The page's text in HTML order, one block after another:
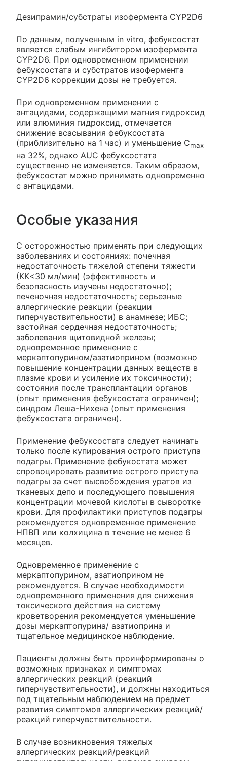
Дезипрамин/субстраты изофермента CYP2D6
По данным, полученным in vitro, фебуксостат
является слабым ингибитором изофермента
CYP2D6. При одновременном применении
фебуксостата и субстратов изофермента
CYP2D6 коррекции дозы не требуется.
При одновременном применении с
антацидами, содержащими магния гидроксид
или алюминия гидроксид, отмечается
снижение всасывания фебуксостата
(приблизительно на 1 час) и уменьшение Сmax
на 32%, однако AUC фебуксостата
существенно не изменяется. Таким образом,
фебуксостат можно принимать одновременно
с антацидами.
Особые указания
С осторожностью применять при следующих
заболеваниях и состояниях: почечная
недостаточность тяжелой степени тяжести
(КК<30 мл/мин) (эффективность и
безопасность изучены недостаточно);
печеночная недостаточность; серьезные
аллергические реакции (реакции
гиперчувствительности) в анамнезе; ИБС;
застойная сердечная недостаточность;
заболевания щитовидной железы;
одновременное применение с
меркаптопурином/азатиоприном (возможно
повышение концентрации данных веществ в
плазме крови и усиление их токсичности);
состояния после трансплантации органов
(опыт применения фебуксостата ограничен);
синдром Леша-Нихена (опыт применения
фебуксостата ограничен).
Применение фебуксостата следует начинать
только после купирования острого приступа
подагры. Применение фебукостата может
спровоцировать развитие острого приступа
подагры за счет высвобождения уратов из
тканевых депо и последующего повышения
концентрации мочевой кислоты в сыворотке
крови. Для профилактики приступов подагры
рекомендуется одновременное применение
НПВП или колхицина в течение не менее 6
месяцев.
Одновременное применение с
меркаптопурином, азатиоприном не
рекомендуется. В случае необходимости
одновременного применения для снижения
токсического действия на систему
кроветворения рекомендуется уменьшение
дозы меркаптопурина/ азатиоприна и
тщательное медицинское наблюдение.
Пациенты должны быть проинформированы о
возможных признаках и симптомах
аллергических реакций (реакций
гиперчувствительности), и должны находиться
под тщательным наблюдением на предмет
развития симптомов аллергических реакций/
реакций гиперчувствительности.
В случае возникновения тяжелых
аллергических реакций/реакций